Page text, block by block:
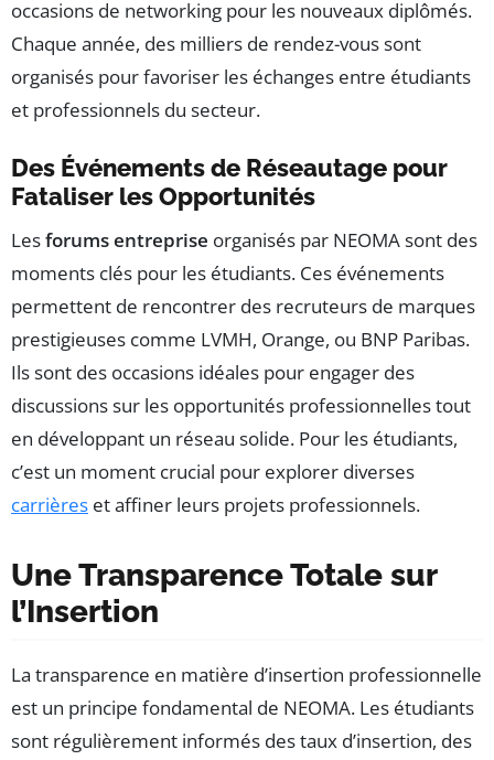
occasions de networking pour les nouveaux diplômés.
Chaque année, des milliers de rendez-vous sont
organisés pour favoriser les échanges entre étudiants
et professionnels du secteur.
Des Événements de Réseautage pour
Fataliser les Opportunités
Lesforums entreprise organisés par NEOMA sont des
moments clés pour les étudiants. Ces événements
permettent de rencontrer des recruteurs de marques
prestigieuses comme LVMH, Orange, ou BNP Paribas.
Ils sont des occasions idéales pour engager des
discussions sur les opportunités professionnelles tout
en développant un réseau solide. Pour les étudiants,
c’est un moment crucial pour explorer diverses
carrières et affiner leurs projets professionnels.
Une Transparence Totale sur
l’Insertion
La transparence en matière d’insertion professionnelle
est un principe fondamental de NEOMA. Les étudiants
sont régulièrement informés des taux d’insertion, des